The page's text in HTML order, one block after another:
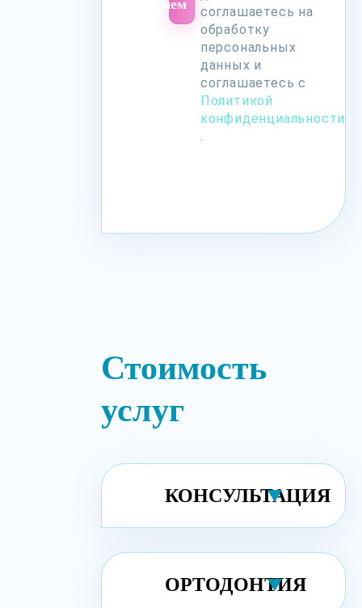
на прием
соглашаетесь на
обработку
персональных
данных и
соглашаетесь с
Политикой
конфиденциальности
.
Стоимость
услуг
КОНСУЛЬТАЦИЯ
ОРТОДОНТИЯ